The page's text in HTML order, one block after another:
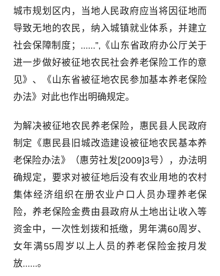
城市规划区内，当地人民政府应当将因征地而
导致无地的农民，纳入城镇就业体系，并建立
社会保障制度；......”,《山东省政府办公厅关于
进一步做好被征地农民社会养老保险工作的意
见》、《山东省被征地农民参加基本养老保险
办法》对此也作出明确规定。
为解决被征地农民养老保险，惠民县人民政府
制定《惠民县旧城改造建设被征地农民基本养
老保险办法》（惠劳社发[2009]3号），办法明
确规定，要求对被征地后没有农业用地的农村
集体经济组织在册农业户口人员办理养老保
险，养老保险金费由县政府从土地出让收入等
资金中，一次性划拨和抵缴，男年满60周岁、
女年满55周岁以上人员的养老保险金按月发
放......。